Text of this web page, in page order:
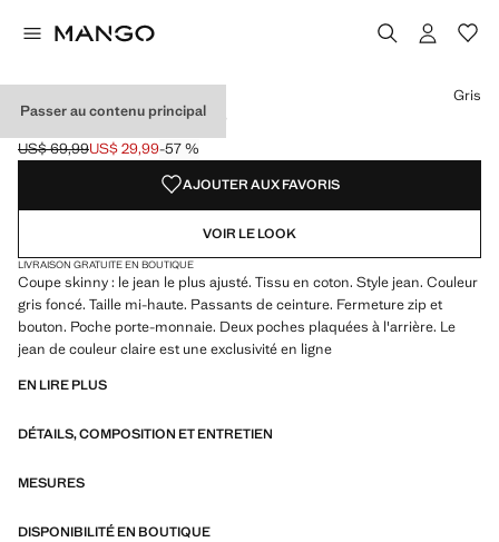
Passer au contenu principal
JEAN JUDE SKINNY-FIT
Prix initial barré [US$ 69,99 ]
US$ 69,99
Prix actuel [US$ 29,99 ]
US$ 29,99-57 %
Choisissez une couleur
Couleur Bleu foncé intense
Couleur Gris sélectionnée
Couleur Bleu moyen
Gris
AJOUTER AUX FAVORIS
VOIR LE LOOK
LIVRAISON GRATUITE EN BOUTIQUE
Coupe skinny : le jean le plus ajusté. Tissu en coton. Style jean. Couleur
gris foncé. Taille mi-haute. Passants de ceinture. Fermeture zip et
bouton. Poche porte-monnaie. Deux poches plaquées à l'arrière. Le
jean de couleur claire est une exclusivité en ligne
EN LIRE PLUS
DÉTAILS, COMPOSITION ET ENTRETIEN
MESURES
DISPONIBILITÉ EN BOUTIQUE